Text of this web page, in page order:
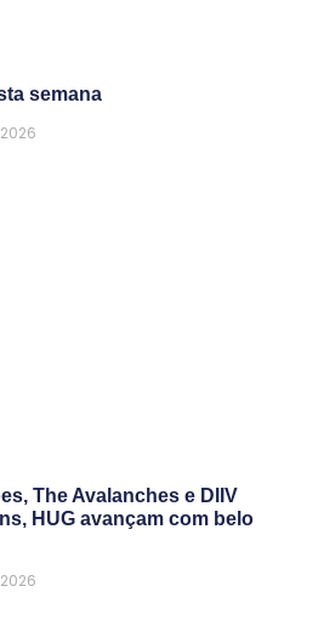
semana
The Avalanches e DIIV
HUG avançam com belo